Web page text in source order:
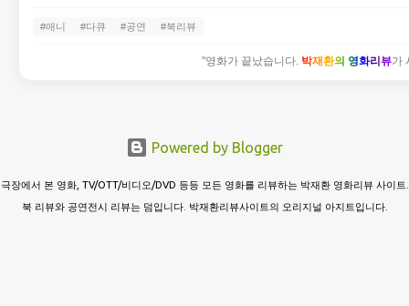
#애니 #다큐 #공연 #북리뷰
"영화가 끝났습니다. 박재환의 영화리뷰가
Powered by Blogger
극장에서 본 영화, TV/OTT/비디오/DVD 등등 모든 영화를 리뷰하는 박재환 영화리뷰 사이트.
북 리뷰와 공연전시 리뷰는 덤입니다. 박재환리뷰사이트의 오리지널 아지트입니다.